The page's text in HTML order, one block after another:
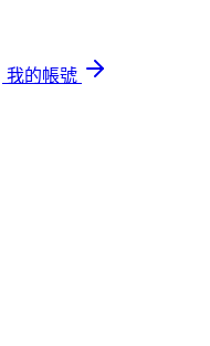
我的帳號